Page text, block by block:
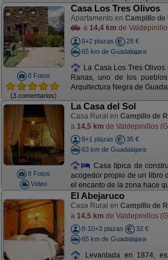
8 Fotos
(3 comentarios)
Casa Los Tres Olivos
Apartamento en Campillo de
a 14,4 km de
6+2 plazas
28 €
65 km de Guadalajara
La Casa Los Tres
Ranas, uno de los
Arquitectura Negra de
8 Fotos
Video
La Casa del Sol
Casa Rural en Campillo de
a 14,5 km de Valdepinillos
8+1 plazas
35 €
63 km de Guadalajara
Casa típica de
acogedor propio de un libro
el encanto de la zona hace
El Abejaruco
Casa Rural en Campillo de
a 14,5 km de Valdepinillos
8-10+3 plazas
32 €
65 km de Guadalajara
Levantada en 1874,